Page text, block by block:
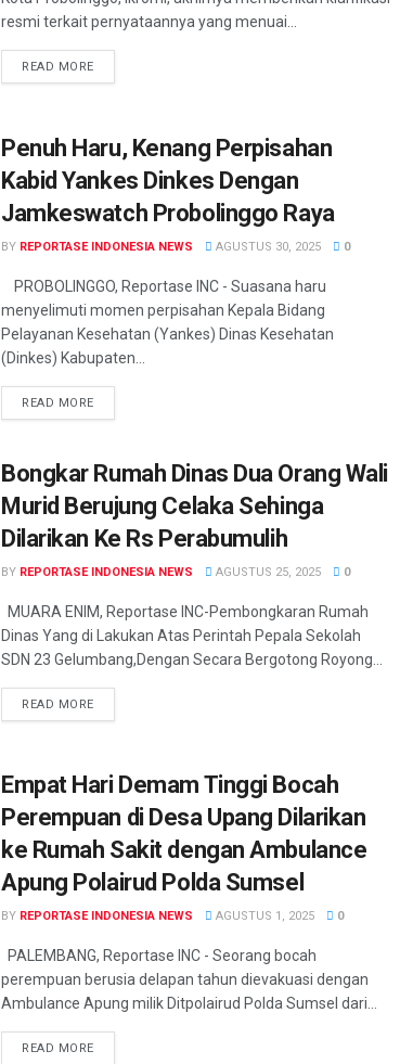
resmi terkait pernyataannya yang menuai...
READ MORE
Penuh Haru, Kenang Perpisahan
Kabid Yankes Dinkes Dengan
Jamkeswatch Probolinggo Raya
BY REPORTASE INDONESIA NEWS AGUSTUS 30, 2025 0
PROBOLINGGO, Reportase INC - Suasana haru
menyelimuti momen perpisahan Kepala Bidang
Pelayanan Kesehatan (Yankes) Dinas Kesehatan
(Dinkes) Kabupaten...
READ MORE
Bongkar Rumah Dinas Dua Orang Wali
Murid Berujung Celaka Sehinga
Dilarikan Ke Rs Perabumulih
BY REPORTASE INDONESIA NEWS AGUSTUS 25, 2025 0
MUARA ENIM, Reportase INC-Pembongkaran Rumah
Dinas Yang di Lakukan Atas Perintah Pepala Sekolah
SDN 23 Gelumbang,Dengan Secara Bergotong Royong...
READ MORE
Empat Hari Demam Tinggi Bocah
Perempuan di Desa Upang Dilarikan
ke Rumah Sakit dengan Ambulance
Apung Polairud Polda Sumsel
BY REPORTASE INDONESIA NEWS AGUSTUS 1, 2025 0
PALEMBANG, Reportase INC - Seorang bocah
perempuan berusia delapan tahun dievakuasi dengan
Ambulance Apung milik Ditpolairud Polda Sumsel dari...
READ MORE